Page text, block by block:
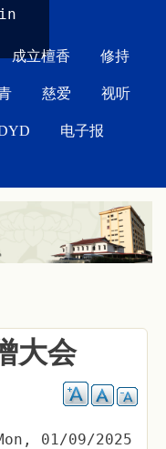
成立檀香 修持
慈爱 视听
电子报
大会
01/09/2025